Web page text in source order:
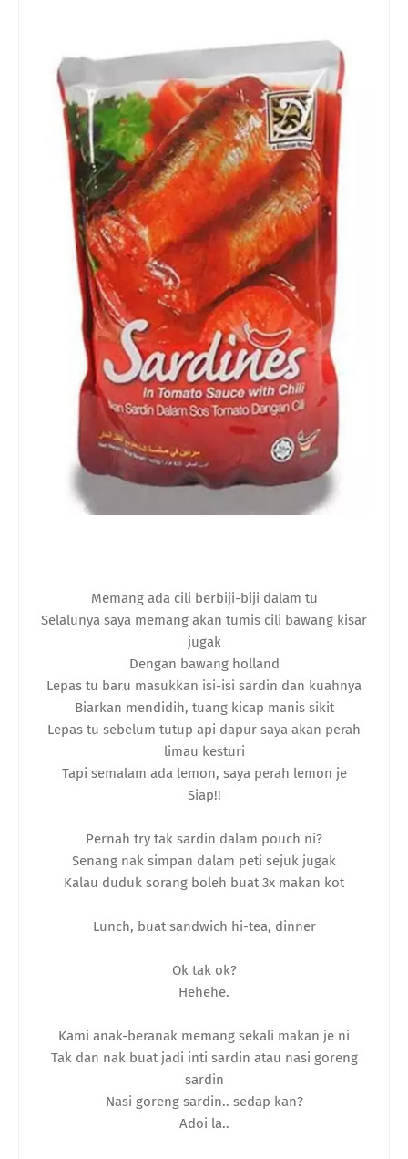
Memang ada cili berbiji-biji dalam tu
Selalunya saya memang akan tumis cili bawang kisar
jugak
Dengan bawang holland
Lepas tu baru masukkan isi-isi sardin dan kuahnya
Biarkan mendidih, tuang kicap manis sikit
Lepas tu sebelum tutup api dapur saya akan perah
limau kesturi
Tapi semalam ada lemon, saya perah lemon je
Siap!!
Pernah try tak sardin dalam pouch ni?
Senang nak simpan dalam peti sejuk jugak
Kalau duduk sorang boleh buat 3x makan kot
Lunch, buat sandwich hi-tea, dinner
Ok tak ok?
Hehehe.
Kami anak-beranak memang sekali makan je ni
Tak dan nak buat jadi inti sardin atau nasi goreng
sardin
Nasi goreng sardin.. sedap kan?
Adoi la..